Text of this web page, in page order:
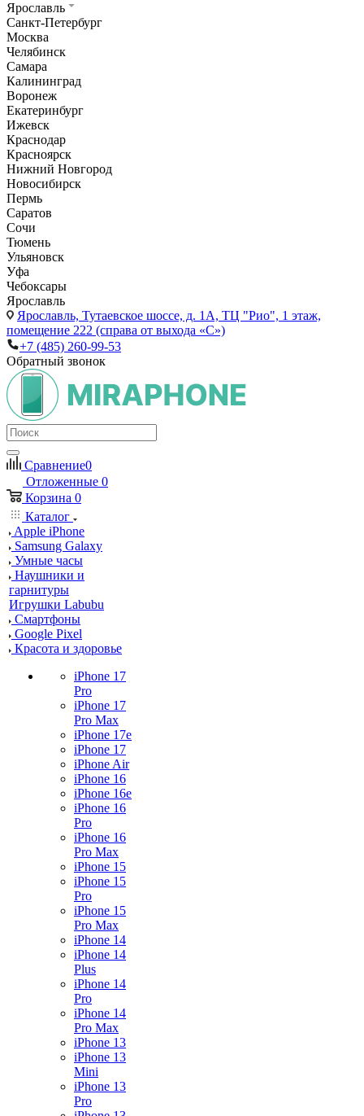
Ярославль
Санкт-Петербург
Москва
Челябинск
Самара
Калининград
Воронеж
Екатеринбург
Ижевск
Краснодар
Красноярск
Нижний Новгород
Новосибирск
Пермь
Саратов
Сочи
Тюмень
Ульяновск
Уфа
Чебоксары
Ярославль
Ярославль, Тутаевское шоссе, д. 1А, ТЦ "Рио", 1 этаж,
помещение 222 (справа от выхода «С»)
+7 (485) 260-99-53
Обратный звонок
Сравнение0
Отложенные 0
Корзина 0
Каталог
Apple iPhone
Samsung Galaxy
Умные часы
Наушники и
гарнитуры
Игрушки Labubu
Смартфоны
Google Pixel
Красота и здоровье
iPhone 17
Pro
iPhone 17
Pro Max
iPhone 17e
iPhone 17
iPhone Air
iPhone 16
iPhone 16e
iPhone 16
Pro
iPhone 16
Pro Max
iPhone 15
iPhone 15
Pro
iPhone 15
Pro Max
iPhone 14
iPhone 14
Plus
iPhone 14
Pro
iPhone 14
Pro Max
iPhone 13
iPhone 13
Mini
iPhone 13
Pro